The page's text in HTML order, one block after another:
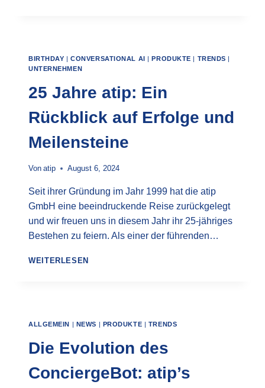
GOLD-
ORT
BIRTHDAY |CONVERSATIONAL AI |PRODUKTE | TRENDS |
UNTERNEHMEN
25 Jahre atip: Ein
Rückblick auf Erfolge und
Meilensteine
Von atip August 6, 2024
Seit ihrer Gründung im Jahr 1999 hat die atip
GmbH eine beeindruckende Reise zurückgelegt
und wir freuen uns in diesem Jahr ihr 25-jähriges
Bestehen zu feiern. Als einer der führenden…
WEITERLESEN
ERFOLGE
UND
MEILENSTEINE
ALLGEMEIN | NEWS | PRODUKTE | TRENDS
Die Evolution des
ConciergeBot: atip’s